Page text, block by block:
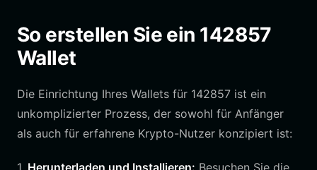
So erstellen Sie ein 142857
Wallet
Die Einrichtung Ihres Wallets für 142857 ist ein
unkomplizierter Prozess, der sowohl für Anfänger
als auch für erfahrene Krypto-Nutzer konzipiert ist:
1. Herunterladen und Installieren: Besuchen Sie die